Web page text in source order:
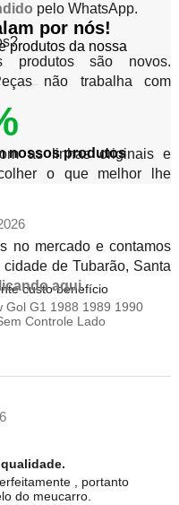
pelo WhatsApp.
produtos são novos.
não trabalha com
as linhas originais e
o que melhor lhe
no mercado e contamos
de Tubarão, Santa
aqui.
por nós!
produtos da nossa
nossos produtos
custo benefício
Gol G1 1988 1989 1990
Controle Lado
, portanto
do meucarro.